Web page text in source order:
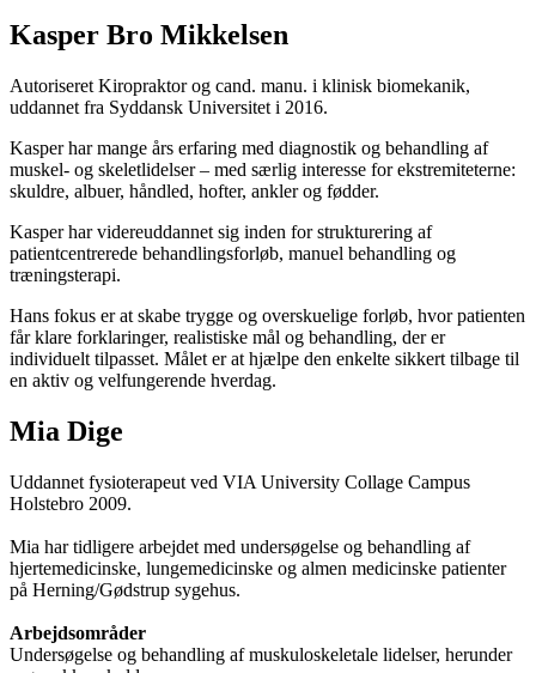
Kasper Bro Mikkelsen
Autoriseret Kiropraktor og cand. manu. i klinisk biomekanik,
uddannet fra Syddansk Universitet i 2016.
Kasper har mange års erfaring med diagnostik og behandling af
muskel- og skeletlidelser – med særlig interesse for ekstremiteterne:
skuldre, albuer, håndled, hofter, ankler og fødder.
Kasper har videreuddannet sig inden for strukturering af
patientcentrerede behandlingsforløb, manuel behandling og
træningsterapi.
Hans fokus er at skabe trygge og overskuelige forløb, hvor patienten
får klare forklaringer, realistiske mål og behandling, der er
individuelt tilpasset. Målet er at hjælpe den enkelte sikkert tilbage til
en aktiv og velfungerende hverdag.
Mia Dige
Uddannet fysioterapeut ved VIA University Collage Campus
Holstebro 2009.
Mia har tidligere arbejdet med undersøgelse og behandling af
hjertemedicinske, lungemedicinske og almen medicinske patienter
på Herning/Gødstrup sygehus.
Arbejdsområder
Undersøgelse og behandling af muskuloskeletale lidelser, herunder